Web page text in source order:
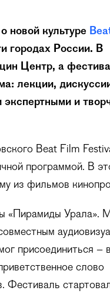
новой культуре
городах России. В
Центр, а
лекции,
экспертными и
Beat Film
программой. В
из фильмов
«Пирамиды Урала».
присоединиться –
слово
Фестиваль